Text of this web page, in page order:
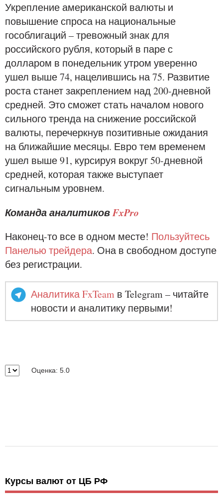
Укрепление американской валюты и
повышение спроса на национальные
гособлигаций – тревожный знак для
российского рубля, который в паре с
долларом в понедельник утром уверенно
ушел выше 74, нацелившись на 75. Развитие
роста станет закреплением над 200-дневной
средней. Это сможет стать началом нового
сильного тренда на снижение российской
валюты, перечеркнув позитивные ожидания
на ближайшие месяцы. Евро тем временем
ушел выше 91, курсируя вокруг 50-дневной
средней, которая также выступает
сигнальным уровнем.
Команда аналитиковFxPro
Наконец-то все в одном месте! Пользуйтесь
Панелью трейдера. Она в свободном доступе
без регистрации.
Аналитика FxTeam в Telegram – читайте
новости и аналитику первыми!
Оценка: 5.0
Курсы валют от ЦБ РФ